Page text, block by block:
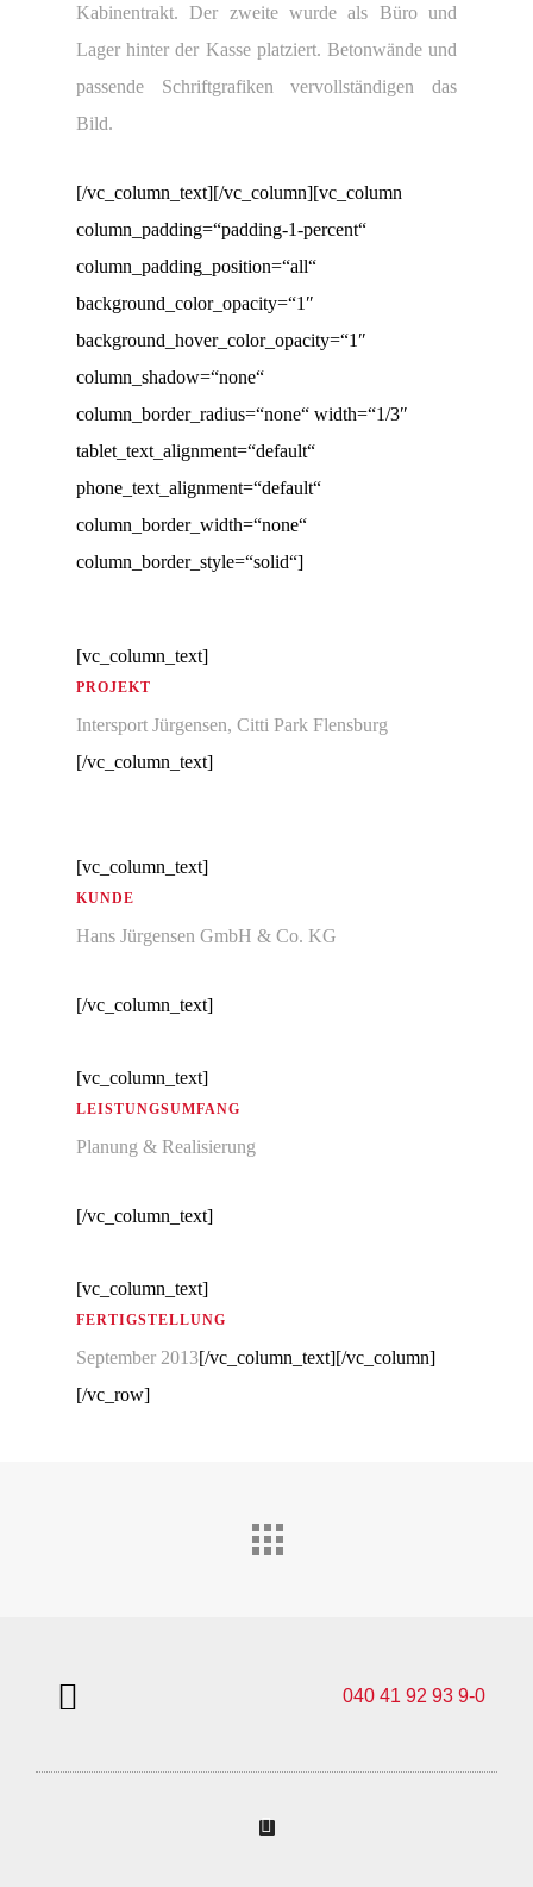
Kabinentrakt. Der zweite wurde als Büro und
Lager hinter der Kasse platziert. Betonwände und
passende Schriftgrafiken vervollständigen das
Bild.
[/vc_column_text][/vc_column][vc_column
column_padding=“padding-1-percent“
column_padding_position=“all“
background_color_opacity=“1″
background_hover_color_opacity=“1″
column_shadow=“none“
column_border_radius=“none“ width=“1/3″
tablet_text_alignment=“default“
phone_text_alignment=“default“
column_border_width=“none“
column_border_style=“solid“]
[vc_column_text]
PROJEKT
Intersport Jürgensen, Citti Park Flensburg
[/vc_column_text]
[vc_column_text]
KUNDE
Hans Jürgensen GmbH & Co. KG
[/vc_column_text]
[vc_column_text]
LEISTUNGSUMFANG
Planung & Realisierung
[/vc_column_text]
[vc_column_text]
FERTIGSTELLUNG
September 2013[/vc_column_text][/vc_column]
[/vc_row]
040 41 92 93 9-0